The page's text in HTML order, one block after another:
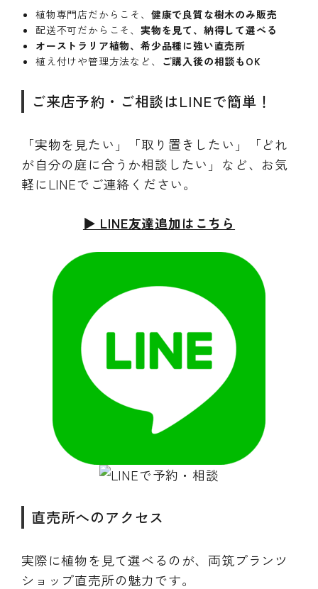
植物専門店だからこそ、 健康で良質な樹木のみ販売
配送不可だからこそ、 実物を見て、納得して選べる
オーストラリア植物、希少品種に強い直売所
植え付けや管理方法など、
ご購入後の相談もOK
ご来店予約・ご相談はLINEで簡単！
「実物を見たい」「取り置きしたい」「どれ
が自分の庭に合うか相談したい」など、お気
軽にLINEでご連絡ください。
▶ LINE友達追加はこちら
直売所へのアクセス
実際に植物を見て選べるのが、両筑プランツ
ショップ直売所の魅力です。